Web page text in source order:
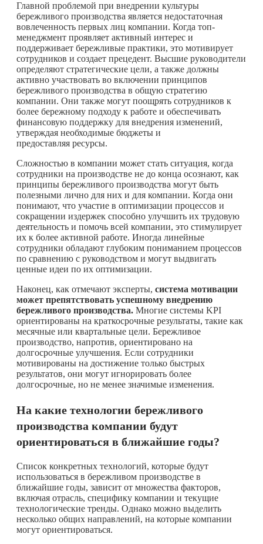
Главной проблемой при внедрении культуры
бережливого производства является недостаточная
вовлеченность первых лиц компании. Когда топ-
менеджмент проявляет активный интерес и
поддерживает бережливые практики, это мотивирует
сотрудников и создает прецедент. Высшие руководители
определяют стратегические цели, а также должны
активно участвовать во включении принципов
бережливого производства в общую стратегию
компании. Они также могут поощрять сотрудников к
более бережному подходу к работе и обеспечивать
финансовую поддержку для внедрения изменений,
утверждая необходимые бюджеты и
предоставляя ресурсы.
Сложностью в компании может стать ситуация, когда
сотрудники на производстве не до конца осознают, как
принципы бережливого производства могут быть
полезными лично для них и для компании. Когда они
понимают, что участие в оптимизации процессов и
сокращении издержек способно улучшить их трудовую
деятельность и помочь всей компании, это стимулирует
их к более активной работе. Иногда линейные
сотрудники обладают глубоким пониманием процессов
по сравнению с руководством и могут выдвигать
ценные идеи по их оптимизации.
Наконец, как отмечают эксперты, система мотивации
может препятствовать успешному внедрению
бережливого производства. Многие системы KPI
ориентированы на краткосрочные результаты, такие как
месячные или квартальные цели. Бережливое
производство, напротив, ориентировано на
долгосрочные улучшения. Если сотрудники
мотивированы на достижение только быстрых
результатов, они могут игнорировать более
долгосрочные, но не менее значимые изменения.
На какие технологии бережливого
производства компании будут
ориентироваться в ближайшие годы?
Список конкретных технологий, которые будут
использоваться в бережливом производстве в
ближайшие годы, зависит от множества факторов,
включая отрасль, специфику компании и текущие
технологические тренды. Однако можно выделить
несколько общих направлений, на которые компании
могут ориентироваться.